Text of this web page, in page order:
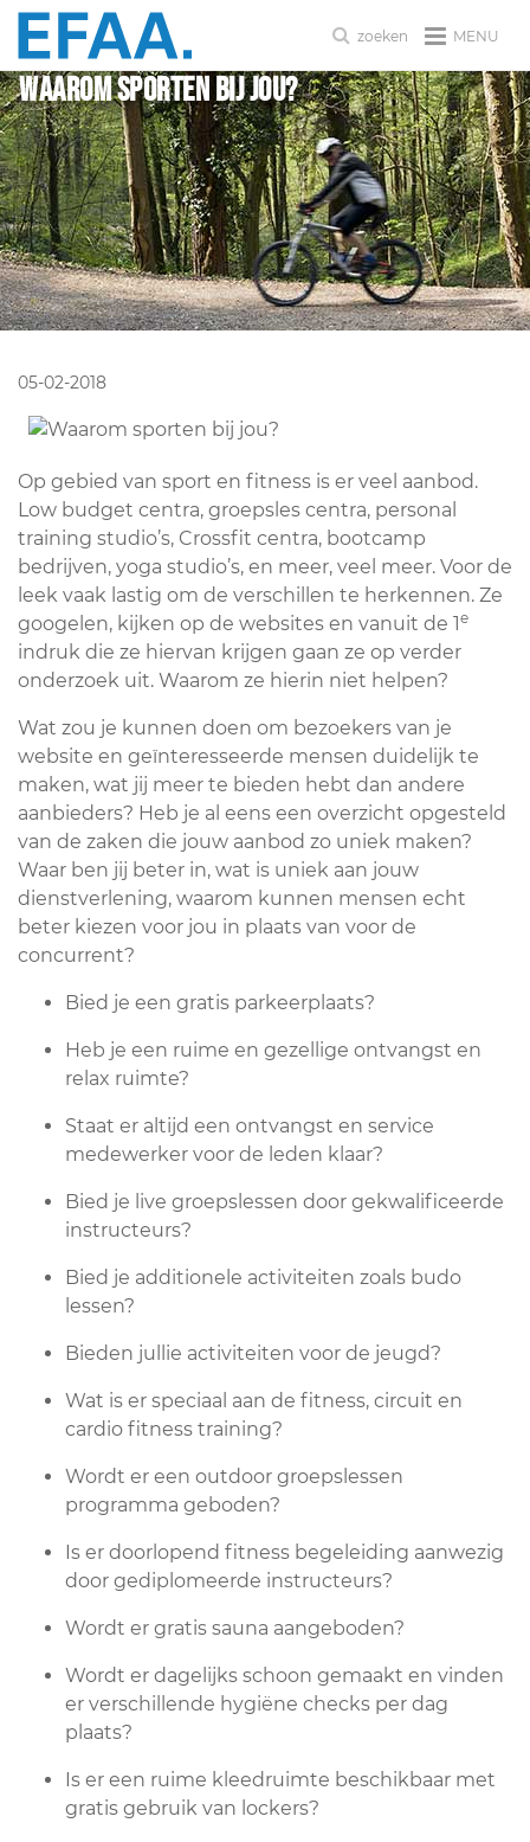
MENU
zoeken
Waarom sporten bij jou?
05-02-2018
Op gebied van sport en fitness is er veel aanbod.
Low budget centra, groepsles centra, personal
training studio’s, Crossfit centra, bootcamp
bedrijven, yoga studio’s, en meer, veel meer. Voor de
leek vaak lastig om de verschillen te herkennen. Ze
googelen, kijken op de websites en vanuit de 1e
indruk die ze hiervan krijgen gaan ze op verder
onderzoek uit. Waarom ze hierin niet helpen?
Wat zou je kunnen doen om bezoekers van je
website en geïnteresseerde mensen duidelijk te
maken, wat jij meer te bieden hebt dan andere
aanbieders? Heb je al eens een overzicht opgesteld
van de zaken die jouw aanbod zo uniek maken?
Waar ben jij beter in, wat is uniek aan jouw
dienstverlening, waarom kunnen mensen echt
beter kiezen voor jou in plaats van voor de
concurrent?
Bied je een gratis parkeerplaats?
Heb je een ruime en gezellige ontvangst en
relax ruimte?
Staat er altijd een ontvangst en service
medewerker voor de leden klaar?
Bied je live groepslessen door gekwalificeerde
instructeurs?
Bied je additionele activiteiten zoals budo
lessen?
Bieden jullie activiteiten voor de jeugd?
Wat is er speciaal aan de fitness, circuit en
cardio fitness training?
Wordt er een outdoor groepslessen
programma geboden?
Is er doorlopend fitness begeleiding aanwezig
door gediplomeerde instructeurs?
Wordt er gratis sauna aangeboden?
Wordt er dagelijks schoon gemaakt en vinden
er verschillende hygiëne checks per dag
plaats?
Is er een ruime kleedruimte beschikbaar met
gratis gebruik van lockers?